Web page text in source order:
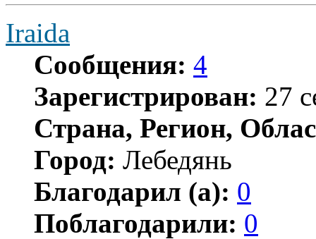
Iraida
Сообщения: 4
Зарегистрирован: 27
Страна, Регион,
Город: Лебедянь
Благодарил (а): 0
Поблагодарили: 0